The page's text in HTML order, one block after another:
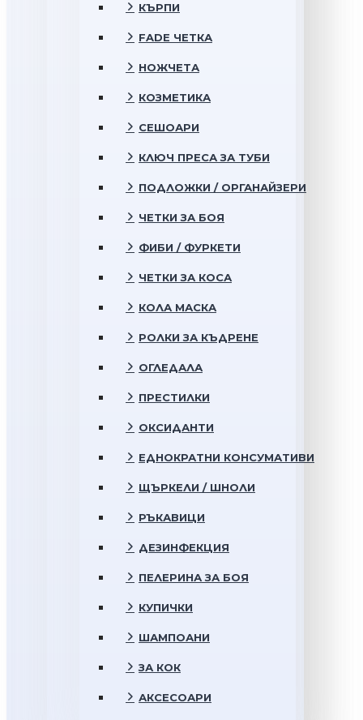
КЪРПИ
FADE ЧЕТКА
НОЖЧЕТА
КОЗМЕТИКА
СЕШОАРИ
КЛЮЧ ПРЕСА ЗА ТУБИ
ПОДЛОЖКИ / ОРГАНАЙЗЕРИ
ЧЕТКИ ЗА БОЯ
ФИБИ / ФУРКЕТИ
ЧЕТКИ ЗА КОСА
КОЛА МАСКА
РОЛКИ ЗА КЪДРЕНЕ
ОГЛЕДАЛА
ПРЕСТИЛКИ
ОКСИДАНТИ
ЕДНОКРАТНИ КОНСУМАТИВИ
ЩЪРКЕЛИ / ШНОЛИ
РЪКАВИЦИ
ДЕЗИНФЕКЦИЯ
ПЕЛЕРИНА ЗА БОЯ
КУПИЧКИ
ШАМПОАНИ
ЗА КОК
АКСЕСОАРИ